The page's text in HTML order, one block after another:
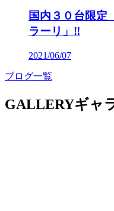
国内３０台限定
ラーリ」‼
2021/06/07
ブログ一覧
GALLERYギャ